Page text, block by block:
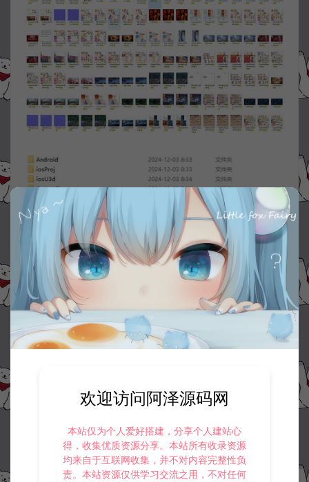
欢迎访问阿泽源码网
本站仅为个人爱好搭建，分享个人建站心
得，收集优质资源分享。本站所有收录资源
均来自于互联网收集，并不对内容完整性负
责。本站资源仅供学习交流之用，不对任何